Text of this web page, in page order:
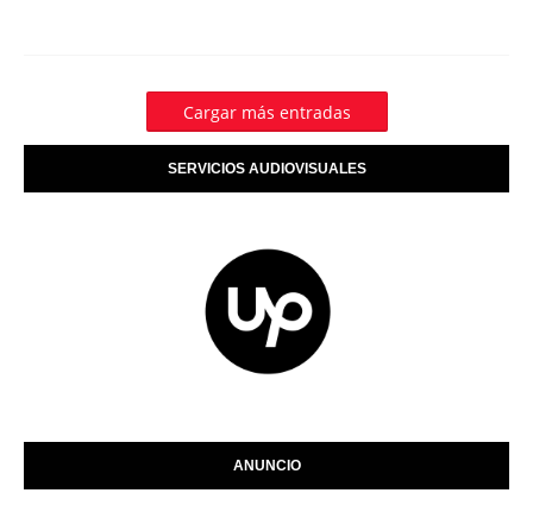
Cargar más entradas
SERVICIOS AUDIOVISUALES
ANUNCIO